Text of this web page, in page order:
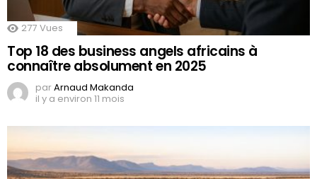
277 Vues
Top 18 des business angels africains à
connaître absolument en 2025
parArnaud Makanda
il y a environ 11 mois